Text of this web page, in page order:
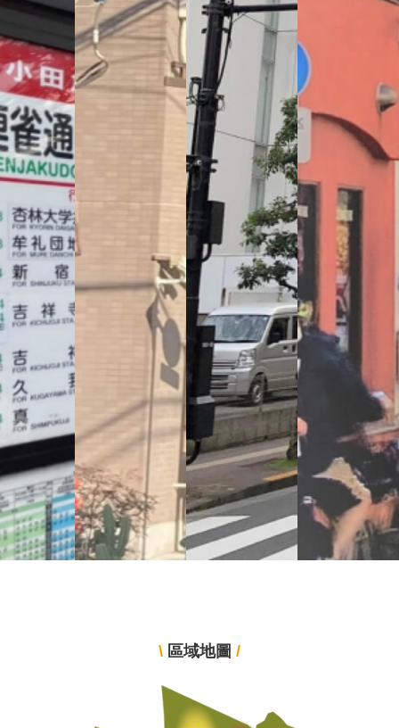
\ 區域地圖 /